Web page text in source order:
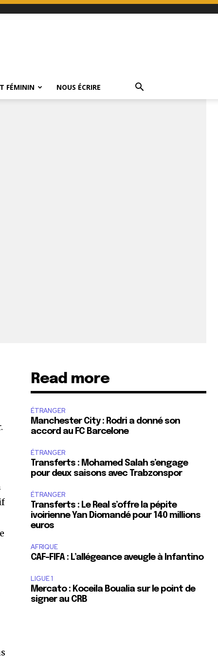
FÉMININ NOUS ÉCRIRE
Read more
ÉTRANGER
Manchester City : Rodri a donné son
accord au FC Barcelone
ÉTRANGER
Transferts : Mohamed Salah s’engage
pour deux saisons avec Trabzonspor
ÉTRANGER
Transferts : Le Real s’offre la pépite
ivoirienne Yan Diomandé pour 140 millions
euros
AFRIQUE
CAF-FIFA : L’allégeance aveugle à Infantino
LIGUE 1
Mercato : Koceila Boualia sur le point de
signer au CRB